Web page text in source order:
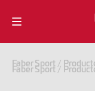
Faber Sport/
Faber Sport/